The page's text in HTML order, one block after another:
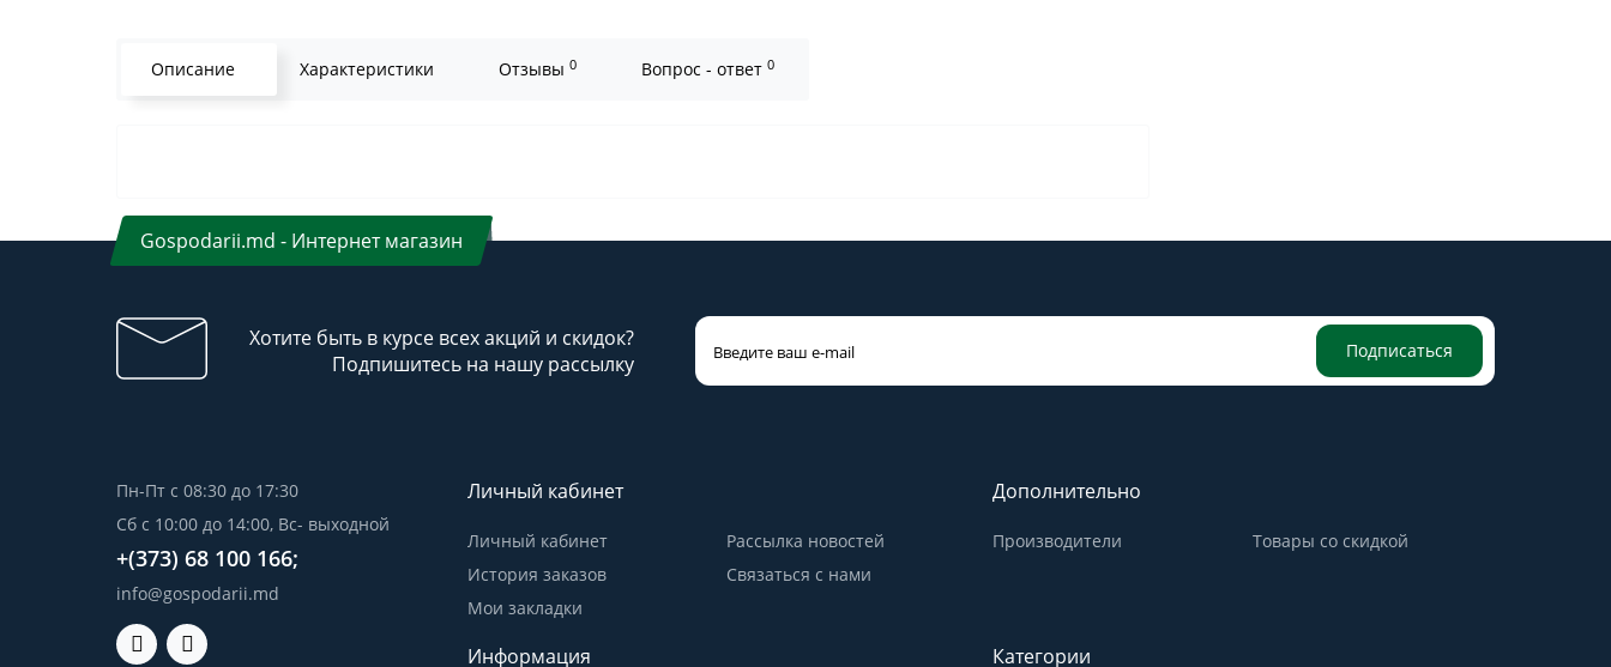
Описание Характеристики Отзывы 0 Вопрос - ответ 0
Gospodarii.md - Интернет магазин
Хотите быть в курсе всех акций и скидок?
Подпишитесь на нашу рассылку
Подписаться
Пн-Пт с 08:30 до 17:30
Сб с 10:00 до 14:00, Вс- выходной
+(373) 68 100 166;
info@gospodarii.md
Личный кабинет
Личный кабинет
История заказов
Мои закладки
Рассылка новостей
Связаться с нами
Дополнительно
Производители Товары со скидкой
Информация Категории